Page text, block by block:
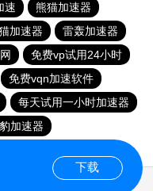
速
熊猫加速器
加速器
雷轰加速器
免费vp试用24小时
免费vqn加速软件
每天试用一小时加速器
加速器
下载